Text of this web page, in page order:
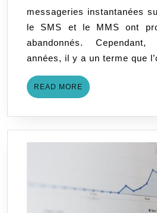
messageries instantanées
le SMS et le MMS ont
abandonnés. Cependant,
années, il y a un terme que
READ MORE READ
MORE